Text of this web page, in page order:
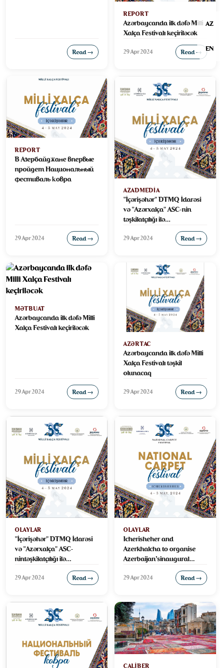
AZ
EN
Read →
REPORT
Azərbaycanda ilk dəfə Milli
Xalça Festivalı keçiriləcək
29 Apr 2024 Read →
REPORT
В Азербайджане впервые
пройдет Национальный
фестиваль ковра
29 Apr 2024 Read →
AZADMEDIA
"İçərişəhər" DTMQ İdarəsi
və "Azərxalça" ASC-nin
təşkilatçılığı ilə
Azərbaycanda ilk Milli Xalça
Festivali keçiriləcək
29 Apr 2024 Read →
MƏTBUAT
Azərbaycanda ilk dəfə Milli
Xalça Festivalı keçiriləcək
29 Apr 2024 Read →
AZƏRTAC
Azərbaycanda ilk dəfə Milli
Xalça Festivalı təşkil
olunacaq
29 Apr 2024 Read →
OLAYLAR
"İçərişəhər" DTMQ İdarəsi
və "Azərxalça" ASC-
nintəşkilatçılığı ilə
Azərbaycanda ilk Milli Xalça
Festivali keçiriləcək
29 Apr 2024 Read →
OLAYLAR
Icherisheher and
Azerkhalcha to organise
Azerbaijan’sinaugural
National Carpet Festival!
29 Apr 2024 Read →